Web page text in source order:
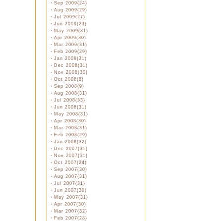
・ Sep 2009(24)
・ Aug 2009(29)
・ Jul 2009(27)
・ Jun 2009(23)
・ May 2009(31)
・ Apr 2009(30)
・ Mar 2009(31)
・ Feb 2009(29)
・ Jan 2009(31)
・ Dec 2008(31)
・ Nov 2008(30)
・ Oct 2008(8)
・ Sep 2008(9)
・ Aug 2008(31)
・ Jul 2008(33)
・ Jun 2008(31)
・ May 2008(31)
・ Apr 2008(30)
・ Mar 2008(31)
・ Feb 2008(29)
・ Jan 2008(32)
・ Dec 2007(31)
・ Nov 2007(31)
・ Oct 2007(24)
・ Sep 2007(30)
・ Aug 2007(31)
・ Jul 2007(31)
・ Jun 2007(30)
・ May 2007(31)
・ Apr 2007(30)
・ Mar 2007(32)
・ Feb 2007(28)